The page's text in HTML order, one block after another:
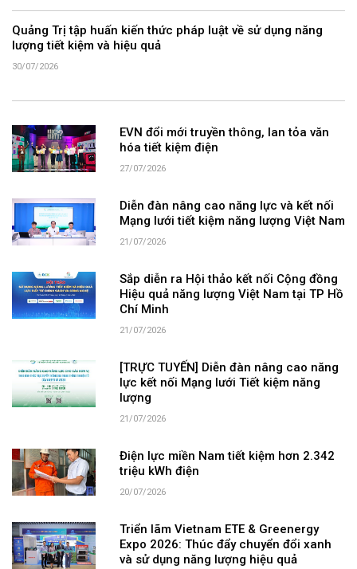
Quảng Trị tập huấn kiến thức pháp luật về sử dụng năng
lượng tiết kiệm và hiệu quả
30/07/2026
EVN đổi mới truyền thông, lan tỏa văn
hóa tiết kiệm điện
27/07/2026
Diễn đàn nâng cao năng lực và kết nối
Mạng lưới tiết kiệm năng lượng Việt Nam
21/07/2026
Sắp diễn ra Hội thảo kết nối Cộng đồng
Hiệu quả năng lượng Việt Nam tại TP Hồ
Chí Minh
21/07/2026
[TRỰC TUYẾN] Diễn đàn nâng cao năng
lực kết nối Mạng lưới Tiết kiệm năng
lượng
21/07/2026
Điện lực miền Nam tiết kiệm hơn 2.342
triệu kWh điện
20/07/2026
Triển lãm Vietnam ETE & Greenergy
Expo 2026: Thúc đẩy chuyển đổi xanh
và sử dụng năng lượng hiệu quả